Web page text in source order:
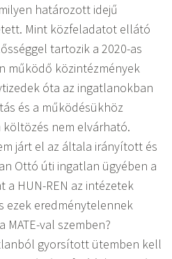
határozott idejű
Mint közfeladatot ellátó
tartozik a 2020-as
működő közintézmények
óta az ingatlanokban
és a működésükhöz
nem elvárható.
járt el az általa irányított és
Ottó úti ingatlan ügyében a
a HUN-REN az intézetek
ezek eredménytelennek
val szemben?
gyorsított ütemben kell